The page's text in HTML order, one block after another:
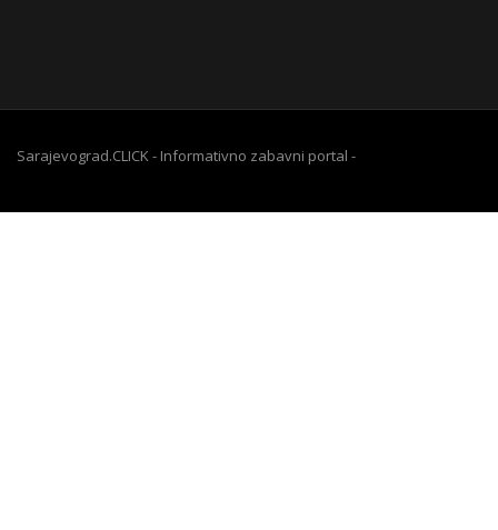
Sarajevograd.CLICK - Informativno zabavni portal -